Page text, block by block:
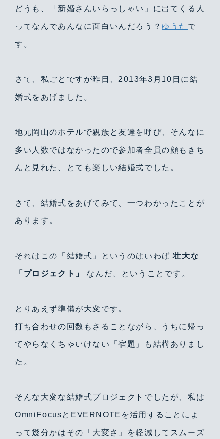
どうも、「新婚さんいらっしゃい」に出てくる人
ってなんであんなに面白いんだろう？ ゆうた で
す。
さて、私ごとですが昨日、2013年3月10日に結
婚式をあげました。
地元岡山のホテルで親族と友達を呼び、そんなに
多い人数ではなかったので参加者全員の顔もきち
んと見れた、とても楽しい結婚式でした。
さて、結婚式をあげてみて、一つわかったことが
あります。
それはこの「結婚式」というのはいわば壮大な
「プロジェクト」 なんだ、ということです。
とりあえず準備が大変です。
打ち合わせの回数もさることながら、うちに帰っ
てやらなくちゃいけない「宿題」も結構ありまし
た。
そんな大変な結婚式プロジェクトでしたが、私は
OmniFocusとEVERNOTEを活用することによ
って幾分かはその「大変さ」を軽減してスムーズ